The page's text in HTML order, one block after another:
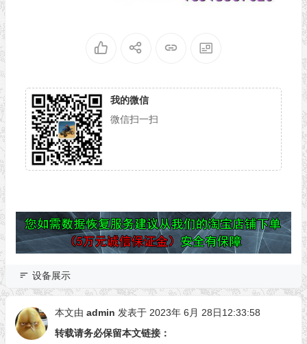
我的微信
微信扫一扫
设备展示
本文由 admin 发表于 2023年 6月 28日12:33:58
转载请务必保留本文链接：